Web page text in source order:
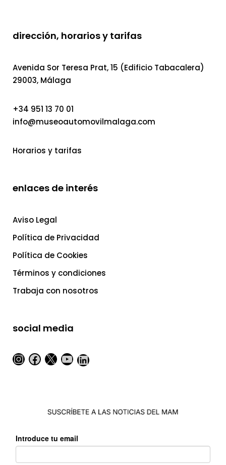
dirección, horarios y tarifas
Avenida Sor Teresa Prat, 15 (Edificio Tabacalera)
29003, Málaga
+34 951 13 70 01
info@museoautomovilmalaga.com
Horarios y tarifas
enlaces de interés
Aviso Legal
Política de Privacidad
Política de Cookies
Términos y condiciones
Trabaja con nosotros
social media
Instagram
Facebook
X YouTube
LinkedIn